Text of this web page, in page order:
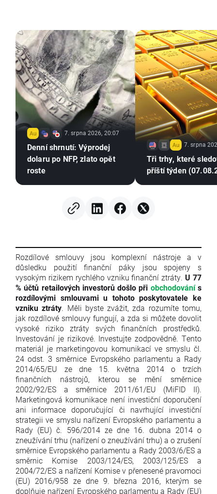
7. srpna 2026, 20:07
Denní shrnutí: Výprodej
dolaru po NFP, zlato opět
roste
7. srpna
Tři trhy, které
příští týden
Rozdílové smlouvy jsou komplexní nástroje a v
důsledku použití finanční páky jsou spojeny s
vysokým rizikem rychlého vzniku finanční ztráty. U 77
% účtů retailových investorů došlo při obchodovánís
rozdílovými smlouvami u tohoto poskytovatele ke
vzniku ztráty. Měli byste zvážit, zda rozumíte tomu,
jak rozdílové smlouvy fungují, a zda si můžete dovolit
vysoké riziko ztráty svých finančních prostředků.
Investování je rizikové. Investujte zodpovědně. Tento
materiál je marketingovou komunikací ve smyslu čl.
24 odst. 3 směrnice Evropského parlamentu a Rady
2014/65/EU ze dne 15. května 2014 o trzích
finančních nástrojů, kterou se mění směrnice
2002/92/ES a směrnice 2011/61/EU (MiFID II).
Marketingová komunikace není investiční doporučení
ani informace doporučující či navrhující investiční
strategii ve smyslu nařízení Evropského parlamentu a
Rady (EU) č. 596/2014 ze dne 16. dubna 2014 o
zneužívání trhu (nařízení o zneužívání trhu) a o zrušení
směrnice Evropského parlamentu a Rady 2003/6/ES a
směrnic Komise 2003/124/ES, 2003/125/ES a
2004/72/ES a nařízení Komise v přenesené pravomoci
(EU) 2016/958 ze dne 9. března 2016, kterým se
doplňuje nařízení Evropského parlamentu a Rady (EU)